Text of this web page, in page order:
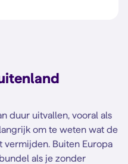
duur uitvallen, vooral als
om te weten wat de
vermijden. Buiten Europa
als je zonder